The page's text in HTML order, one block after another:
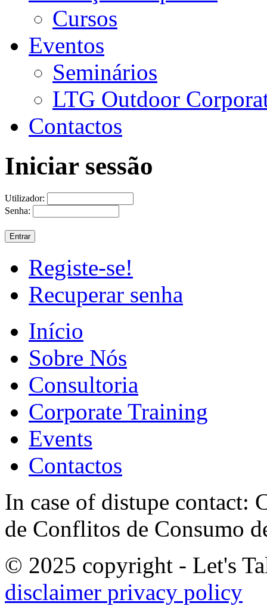
Cursos
Eventos
Seminários
LTG Outdoor
Contactos
Iniciar sessão
Utilizador:
Senha:
Registe-se!
Recuperar senha
Início
Sobre Nós
Consultoria
Corporate Training
Events
Contactos
In case of distupe contact:
de Conflitos de Consumo
© 2025 copyright - Let's
disclaimer privacy policy